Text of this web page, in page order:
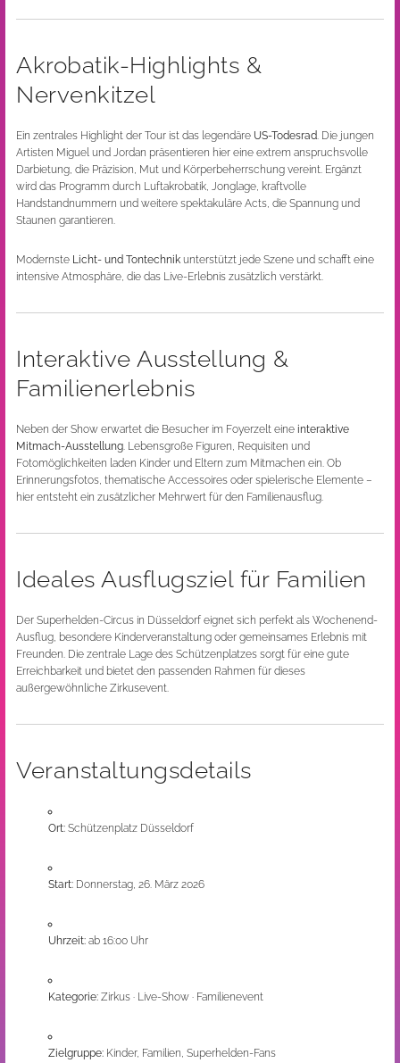
Akrobatik-Highlights &
Nervenkitzel
Ein zentrales Highlight der Tour ist das legendäre US-Todesrad . Die jungen
Artisten Miguel und Jordan präsentieren hier eine extrem anspruchsvolle
Darbietung, die Präzision, Mut und Körperbeherrschung vereint. Ergänzt
wird das Programm durch Luftakrobatik, Jonglage, kraftvolle
Handstandnummern und weitere spektakuläre Acts, die Spannung und
Staunen garantieren.
Modernste Licht- und Tontechnik unterstützt jede Szene und schafft eine
intensive Atmosphäre, die das Live-Erlebnis zusätzlich verstärkt.
Interaktive Ausstellung &
Familienerlebnis
Neben der Show erwartet die Besucher im Foyerzelt eineinteraktive
Mitmach-Ausstellung . Lebensgroße Figuren, Requisiten und
Fotomöglichkeiten laden Kinder und Eltern zum Mitmachen ein. Ob
Erinnerungsfotos, thematische Accessoires oder spielerische Elemente –
hier entsteht ein zusätzlicher Mehrwert für den Familienausflug.
Ideales Ausflugsziel für Familien
Der Superhelden-Circus in Düsseldorf eignet sich perfekt als Wochenend-
Ausflug, besondere Kinderveranstaltung oder gemeinsames Erlebnis mit
Freunden. Die zentrale Lage des Schützenplatzes sorgt für eine gute
Erreichbarkeit und bietet den passenden Rahmen für dieses
außergewöhnliche Zirkusevent.
Veranstaltungsdetails
Ort:Schützenplatz Düsseldorf
Start:Donnerstag, 26. März 2026
Uhrzeit:ab 16:00 Uhr
Kategorie:Zirkus · Live-Show · Familienevent
Zielgruppe:Kinder, Familien, Superhelden-Fans